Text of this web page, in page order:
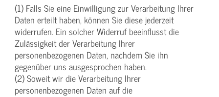
(1) Falls Sie eine Einwilligung zur Verarbeitung Ihrer
Daten erteilt haben, können Sie diese jederzeit
widerrufen. Ein solcher Widerruf beeinflusst die
Zulässigkeit der Verarbeitung Ihrer
personenbezogenen Daten, nachdem Sie ihn
gegenüber uns ausgesprochen haben.
(2) Soweit wir die Verarbeitung Ihrer
personenbezogenen Daten auf die